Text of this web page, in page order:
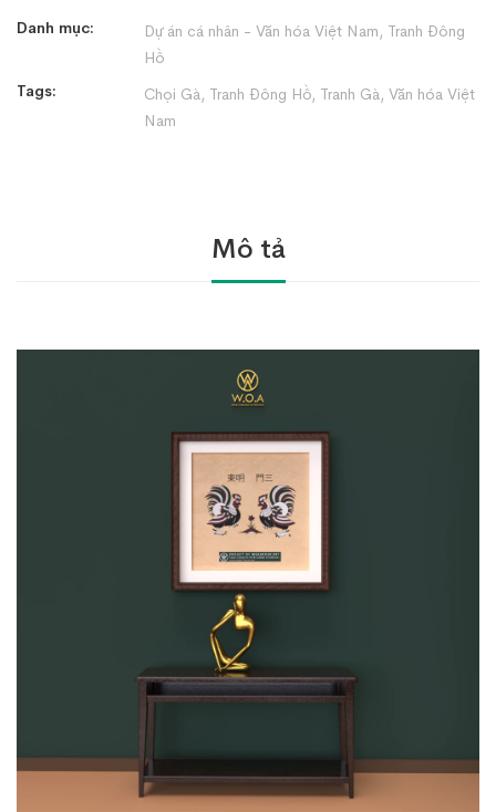
Danh mục: Dự án cá nhân - Văn hóa Việt Nam, Tranh Đông
Hồ
Tags:
Chọi Gà, Tranh Đông Hồ, Tranh Gà, Văn hóa Việt
Nam
Mô tả